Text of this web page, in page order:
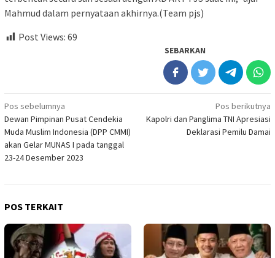
Mahmud dalam pernyataan akhirnya.(Team pjs)
Post Views: 69
SEBARKAN
Navigasi
pos
Pos sebelumnya
Dewan Pimpinan Pusat Cendekia
Muda Muslim Indonesia (DPP CMMI)
akan Gelar MUNAS I pada tanggal
23-24 Desember 2023
Pos berikutnya
Kapolri dan Panglima TNI Apresiasi
Deklarasi Pemilu Damai
POS TERKAIT